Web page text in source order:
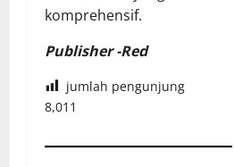
komprehensif.
Publisher -Red
jumlah pengunjung
8,011